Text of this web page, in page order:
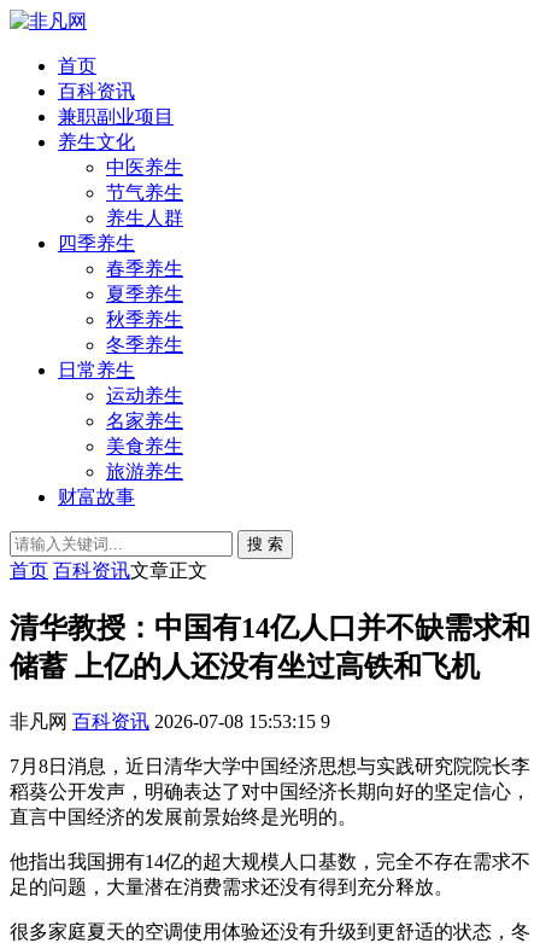
首页
百科资讯
兼职副业项目
养生文化
中医养生
节气养生
养生人群
四季养生
春季养生
夏季养生
秋季养生
冬季养生
日常养生
运动养生
名家养生
美食养生
旅游养生
财富故事
搜 索
首页 百科资讯文章正文
清华教授：中国有14亿人口并不缺需求和
储蓄 上亿的人还没有坐过高铁和飞机
非凡网 百科资讯 2026-07-08 15:53:15 9
7月8日消息，近日清华大学中国经济思想与实践研究院院长李
稻葵公开发声，明确表达了对中国经济长期向好的坚定信心，
直言中国经济的发展前景始终是光明的。
他指出我国拥有14亿的超大规模人口基数，完全不存在需求不
足的问题，大量潜在消费需求还没有得到充分释放。
很多家庭夏天的空调使用体验还没有升级到更舒适的状态，冬